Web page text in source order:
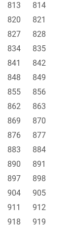
813
814
820
821
827
828
834
835
841
842
848
849
855
856
862
863
869
870
876
877
883
884
890
891
897
898
904
905
911
912
918
919